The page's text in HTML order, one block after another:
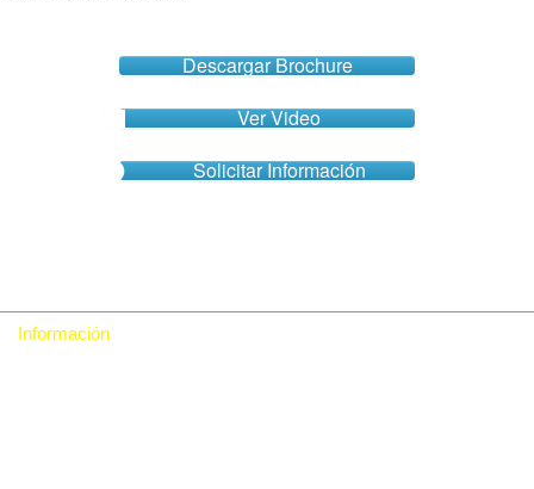
Descargar Brochure
Ver Video
Solicitar Información
Información